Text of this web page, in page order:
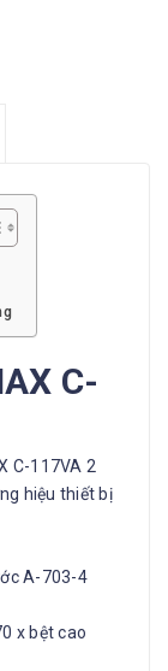
C-
C-117VA 2
hiệu thiết bị
A-703-4
x bệt cao